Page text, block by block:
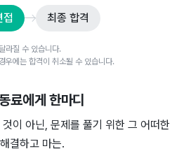
접 최종 합격
라질 수 있습니다.
우에는 합격이 취소될 수 있습니다.
료에게 한마디
이 아닌, 문제를 풀기 위한 그 어떠한
결하고 마는.